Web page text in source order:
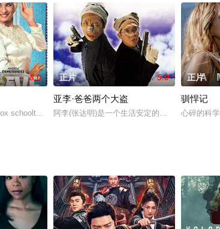
小就热爱音乐，希望自己能够在这块领域里
8.0
schoolteacher, falls for Lebanese M
正片 5.0
亚李·爸爸两个大盗
阿李(张达明)是一个生活安定的银行职员,在误
正片
驯悍记
心碎的科